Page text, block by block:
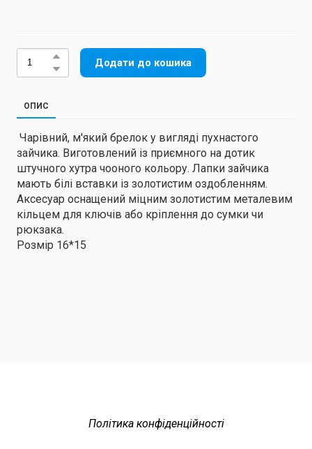
Додати до кошика
ОПИС
Чарівний, м'який брелок у вигляді пухнастого
зайчика. Виготовлений із приємного на дотик
штучного хутра чооного кольору. Лапки зайчика
мають білі вставки із золотистим оздобленням.
Аксесуар оснащений міцним золотистим металевим
кільцем для ключів або кріплення до сумки чи
рюкзака.
Розмір 16*15
Політика конфіденційності